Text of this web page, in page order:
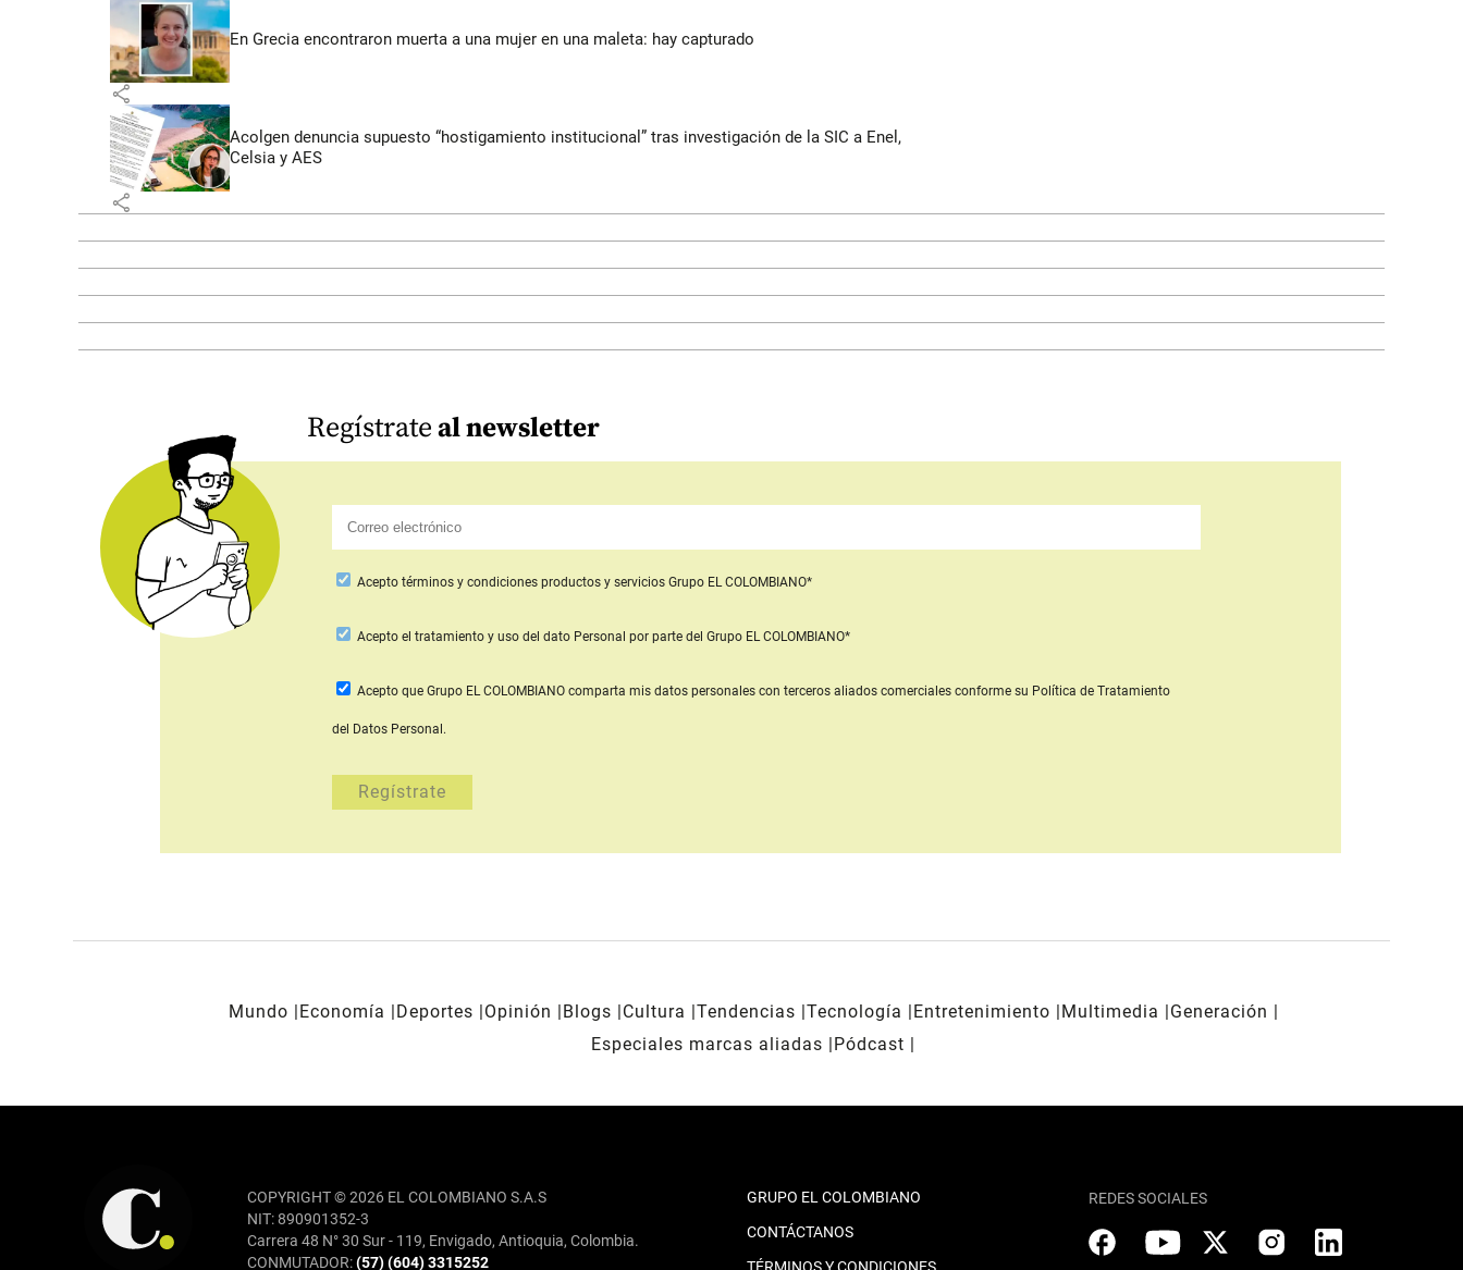
En Grecia encontraron muerta a una mujer en una maleta: hay capturado
share
Acolgen denuncia supuesto “hostigamiento institucional” tras investigación de la SIC a Enel,
Celsia y AES
share
Regístrateal newsletter
Acepto términos y condiciones productos y servicios Grupo EL COLOMBIANO*
Aceptoel tratamiento y uso del dato Personal por parte del Grupo EL COLOMBIANO*
Acepto que Grupo EL COLOMBIANO comparta mis datos personales con terceros aliados comercialesconforme su Política de Tratamiento
del Datos Personal.
Mundo Economía Deportes Opinión Blogs Cultura Tendencias Tecnología Entretenimiento Multimedia
Generación
Especiales marcas aliadas
Pódcast
COPYRIGHT © 2026 EL COLOMBIANO S.A.S
NIT: 890901352-3
Carrera 48 N° 30 Sur - 119, Envigado, Antioquia, Colombia.
CONMUTADOR:(57) (604) 3315252
GRUPO EL COLOMBIANO
CONTÁCTANOS
REDES SOCIALES